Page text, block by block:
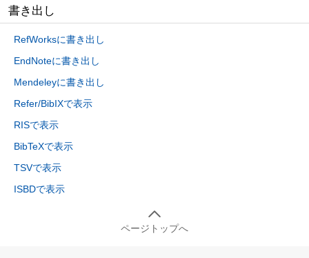
書き出し
RefWorksに書き出し
EndNoteに書き出し
Mendeleyに書き出し
Refer/BibIXで表示
RISで表示
BibTeXで表示
TSVで表示
ISBDで表示
ページトップへ